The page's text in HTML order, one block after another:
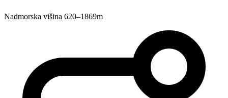
Nadmorska višina 620–1869m